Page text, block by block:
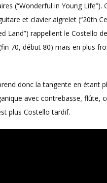
(“Wonderful in Young Life”).
et clavier aigrelet (“20th
Land”) rappellent le Costello
70, début 80) mais en plus
donc la tangente en étant
avec contrebasse, flûte,
plus Costello tardif.